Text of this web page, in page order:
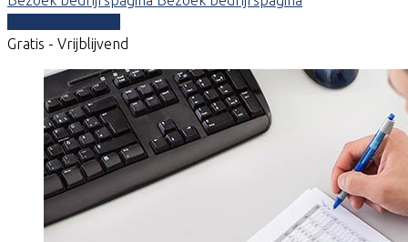
Gratis - Vrijblijvend